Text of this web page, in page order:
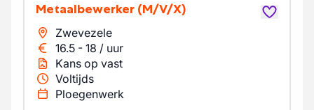
Metaalbewerker (M/V/X)
Zwevezele
16.5 - 18 / uur
Kans op vast
Voltijds
Ploegenwerk